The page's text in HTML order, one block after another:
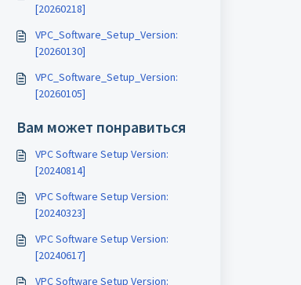
[20260218]
VPC_Software_Setup_Version:
[20260130]
VPC_Software_Setup_Version:
[20260105]
Вам может понравиться
VPC Software Setup Version:
[20240814]
VPC Software Setup Version:
[20240323]
VPC Software Setup Version:
[20240617]
VPC Software Setup Version: